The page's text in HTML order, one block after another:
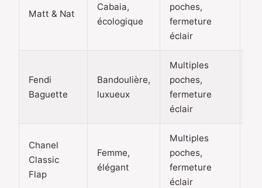
Matt & Nat
Cabaia,
écologique
poches,
fermeture
éclair
Fendi
Baguette
Bandoulière,
luxueux
Multiples
poches,
fermeture
éclair
Chanel
Classic
Flap
Femme,
élégant
Multiples
poches,
fermeture
éclair